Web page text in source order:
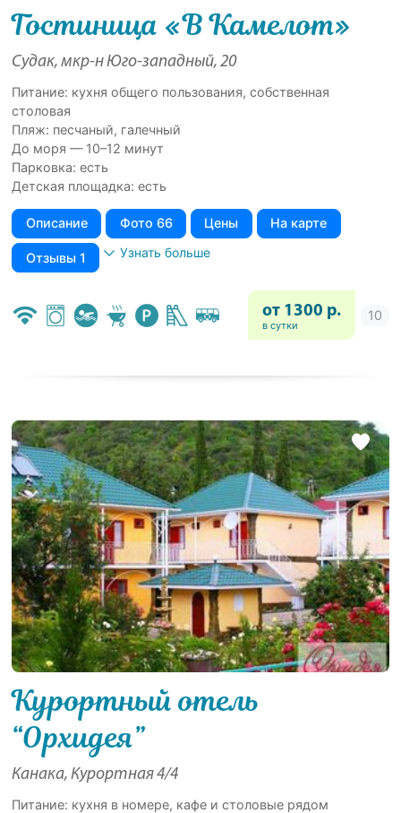
Гостиница «В Камелот»
Судак, мкр-н Юго-западный, 20
Питание: кухня общего пользования, собственная
столовая
Пляж: песчаный, галечный
До моря — 10–12 минут
Парковка: есть
Детская площадка: есть
Описание Фото 66 Цены На карте
Отзывы 1 Узнать больше
от 1300 р.
в сутки
Курортный отель
“Орхидея”
Канака, Курортная 4/4
Питание: кухня в номере, кафе и столовые рядом